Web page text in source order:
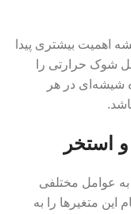
اهمیت بیشتری پیدا
شوک حرارتی را
شیشه‌ای در هر
استخر
عوامل مختلفی
این متغیرها را به